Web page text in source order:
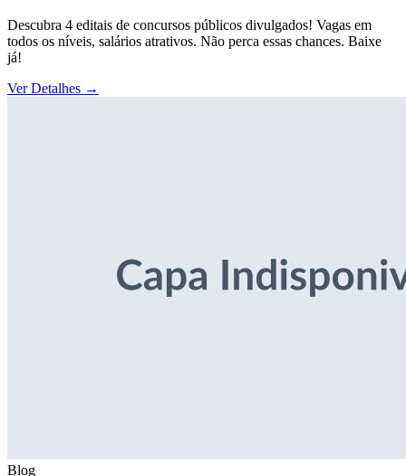
Descubra 4 editais de concursos públicos divulgados! Vagas em
todos os níveis, salários atrativos. Não perca essas chances. Baixe
já!
Ver Detalhes →
Blog